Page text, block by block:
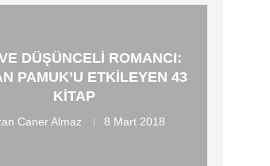
DÜŞÜNCELI ROMANCI:
PAMUK’U ETKILEYEN 43
KITAP
Caner Almaz 8 Mart 2018